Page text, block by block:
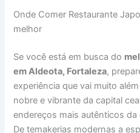
Onde Comer Restaurante
melhor
Se você está em busca do
em Aldeota, Fortaleza,
experiência que vai muito
nobre e vibrante da capital
endereços mais autênticos
De temakerias modernas a